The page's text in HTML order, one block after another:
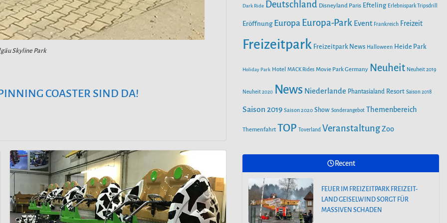
Skyline Park
COASTER SIND DA!
n
o
r
e
Dark Ride Deutschland Disneyland Paris Efteling Erlebnispark Tripsdrill
Eröffnung Europa Europa-Park Event Frankreich Freizeit
Freizeitpark Freizeitpark News Halloween Heide Park
Holiday Park Hotel MACK Rides Movie Park Germany Neuheit Neuheit 2019
Neuheit 2020 News Niederlande Phantasialand Resort Saison 2018
Saison 2019 Saison 2020 Show Sonderangebot Themenbereich
Themenfahrt TOP Toverland Veranstaltung Zoo
Recent
FEUER IM FREIZEITPARK FREIZEIT-
LAND GEISELWIND SORGT FÜR
MASSIVEN SCHADEN